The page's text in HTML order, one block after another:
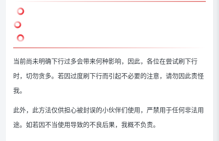
当前尚未明确下行过多会带来何种影响，因此，各位在尝试刷下行
时，切勿贪多。若因过度刷下行而引起不必要的注意，请勿因此责怪
我。
此外，此方法仅供担心被封误的小伙伴们使用，严禁用于任何非法用
途。如若因不当使用导致的不良后果，我概不负责。